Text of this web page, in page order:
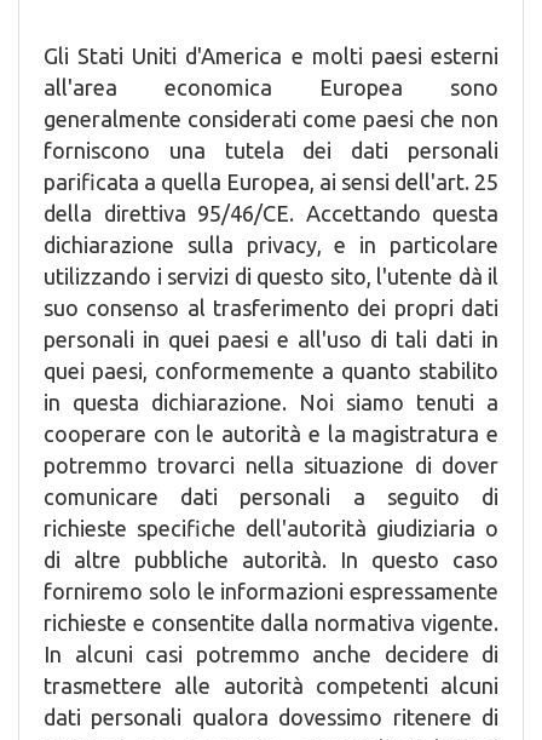
Gli Stati Uniti d'America e molti paesi esterni
all'area economica Europea sono
generalmente considerati come paesi che non
forniscono una tutela dei dati personali
parificata a quella Europea, ai sensi dell'art. 25
della direttiva 95/46/CE. Accettando questa
dichiarazione sulla privacy, e in particolare
utilizzando i servizi di questo sito, l'utente dà il
suo consenso al trasferimento dei propri dati
personali in quei paesi e all'uso di tali dati in
quei paesi, conformemente a quanto stabilito
in questa dichiarazione. Noi siamo tenuti a
cooperare con le autorità e la magistratura e
potremmo trovarci nella situazione di dover
comunicare dati personali a seguito di
richieste specifiche dell'autorità giudiziaria o
di altre pubbliche autorità. In questo caso
forniremo solo le informazioni espressamente
richieste e consentite dalla normativa vigente.
In alcuni casi potremmo anche decidere di
trasmettere alle autorità competenti alcuni
dati personali qualora dovessimo ritenere di